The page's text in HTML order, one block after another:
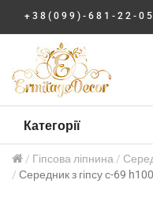
+38(099)-681-22-05
Категорії
Гіпсова ліпнина
Середник з гіпсу с-69